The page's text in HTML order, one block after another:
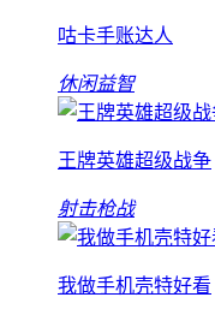
咕卡手账达人
休闲益智
王牌英雄超级战争
射击枪战
我做手机壳特好看